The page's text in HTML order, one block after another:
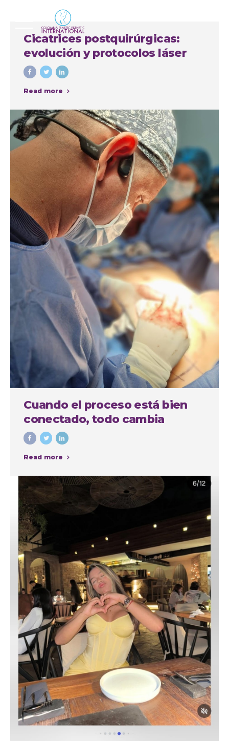
Cicatrices postquirúrgicas:
evolución y protocolos láser
Read more
Cuando el proceso está bien
conectado, todo cambia
Read more